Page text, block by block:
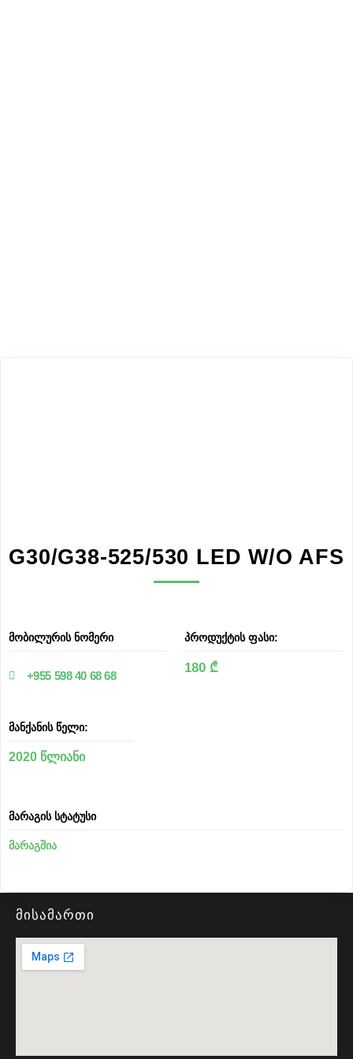
G30/G38-525/530 LED W/O AFS
მობილურის ნომერი
+955 598 40 68 68
პროდუქტის ფასი:
180 ₾
მანქანის წელი:
2020 წლიანი
მარაგის სტატუსი
მარაგშია
მისამართი